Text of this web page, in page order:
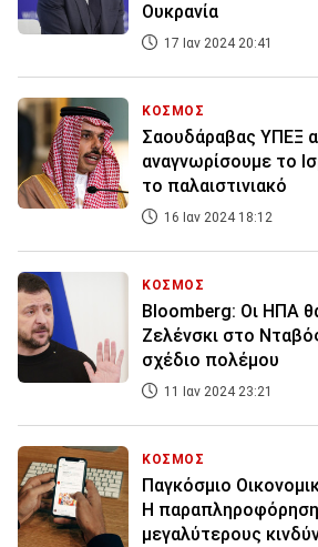
Ουκρανία
17 Ιαν 2024 20:41
ΚΟΣΜΟΣ
Σαουδάραβας ΥΠΕΞ
αναγνωρίσουμε το
το παλαιστινιακό
16 Ιαν 2024 18:12
ΚΟΣΜΟΣ
Bloomberg: Οι ΗΠΑ
Ζελένσκι στο
σχέδιο πολέμου
11 Ιαν 2024 23:21
ΚΟΣΜΟΣ
Παγκόσμιο
Η
μεγαλύτερους